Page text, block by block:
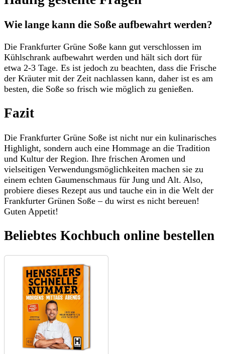
Wie lange kann die Soße aufbewahrt werden?
Die Frankfurter Grüne Soße kann gut verschlossen im
Kühlschrank aufbewahrt werden und hält sich dort für
etwa 2-3 Tage. Es ist jedoch zu beachten, dass die Frische
der Kräuter mit der Zeit nachlassen kann, daher ist es am
besten, die Soße so frisch wie möglich zu genießen.
Fazit
Die Frankfurter Grüne Soße ist nicht nur ein kulinarisches
Highlight, sondern auch eine Hommage an die Tradition
und Kultur der Region. Ihre frischen Aromen und
vielseitigen Verwendungsmöglichkeiten machen sie zu
einem echten Gaumenschmaus für Jung und Alt. Also,
probiere dieses Rezept aus und tauche ein in die Welt der
Frankfurter Grünen Soße – du wirst es nicht bereuen!
Guten Appetit!
Beliebtes Kochbuch online bestellen